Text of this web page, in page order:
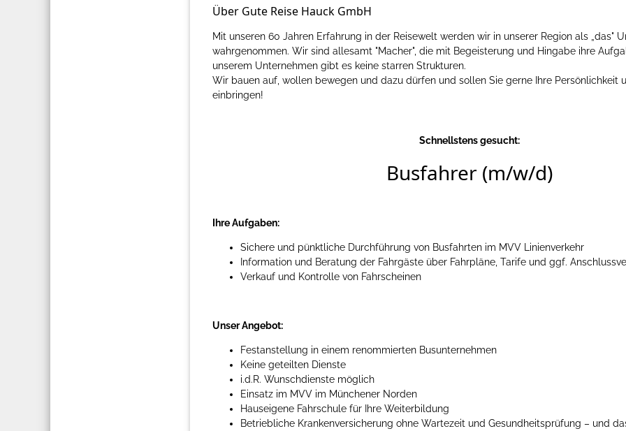
Über Gute Reise Hauck GmbH
Mit unseren 60 Jahren Erfahrung in der Reisewelt werden wir in unserer Region als „das"
wahrgenommen. Wir sind allesamt "Macher", die mit Begeisterung und Hingabe ihre
unserem Unternehmen gibt es keine starren Strukturen.
Wir bauen auf, wollen bewegen und dazu dürfen und sollen Sie gerne Ihre Persönlichkeit
einbringen!
Schnellstens gesucht:
Busfahrer (m/w/d)
Ihre Aufgaben:
Sichere und pünktliche Durchführung von Busfahrten im MVV Linienverkehr
Information und Beratung der Fahrgäste über Fahrpläne, Tarife und ggf.
Verkauf und Kontrolle von Fahrscheinen
Unser Angebot:
Festanstellung in einem renommierten Busunternehmen
Keine geteilten Dienste
i.d.R. Wunschdienste möglich
Einsatz im MVV im Münchener Norden
Hauseigene Fahrschule für Ihre Weiterbildung
Betriebliche Krankenversicherung ohne Wartezeit und Gesundheitsprüfung – und